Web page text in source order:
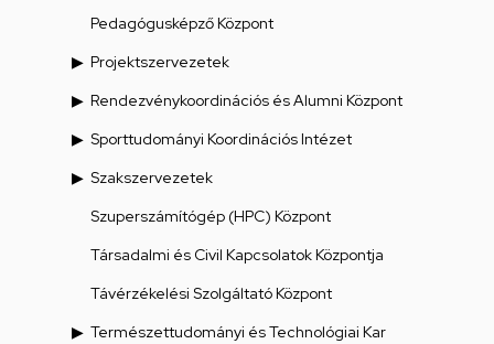
Pedagógusképző Központ
Projektszervezetek
Rendezvénykoordinációs és Alumni Központ
Sporttudományi Koordinációs Intézet
Szakszervezetek
Szuperszámítógép (HPC) Központ
Társadalmi és Civil Kapcsolatok Központja
Távérzékelési Szolgáltató Központ
Természettudományi és Technológiai Kar